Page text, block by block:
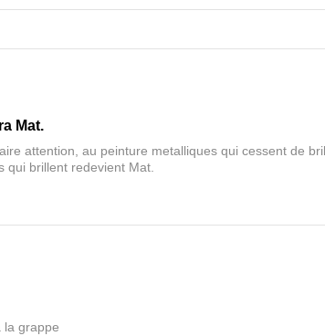
Mat.
attention, au peinture metalliques qui cessent de
qui brillent redevient Mat.
la grappe